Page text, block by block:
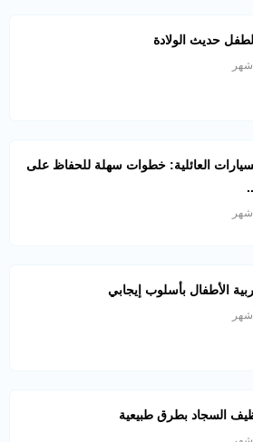
حديث الولادة
العائلية: خطوات سهلة للحفاظ على
الأطفال بأسلوب إيجابي
السجاد بطرق طبيعية